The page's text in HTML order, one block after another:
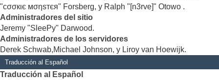
"cσσкιє мσηѕтєя" Forsberg, y Ralph "[n3rve]" Otowo .
Administradores del sitio
Jeremy "SleePy" Darwood.
Administradores de los servidores
Derek Schwab,Michael Johnson, y Liroy van Hoewijk.
Traducción al Español
Traducción al Español